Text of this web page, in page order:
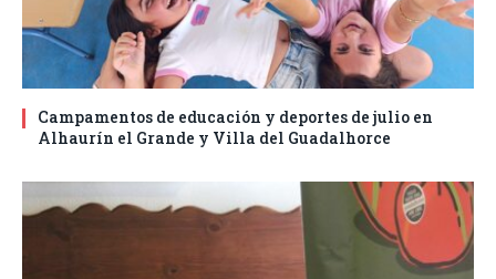
Campamentos de educación y deportes de julio en
Alhaurín el Grande y Villa del Guadalhorce